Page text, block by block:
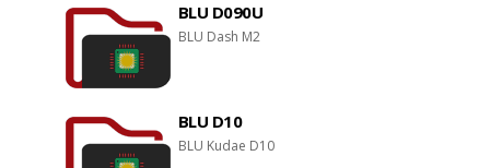
BLU D090U
BLU Dash M2
BLU D10
BLU Kudae D10